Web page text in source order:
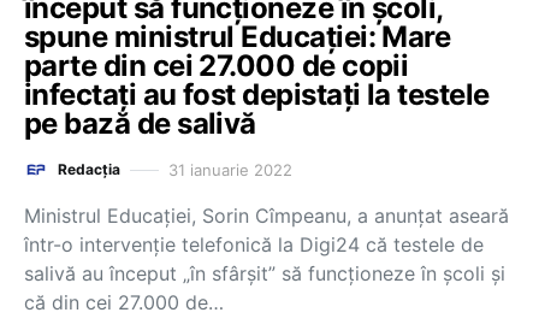
început să funcționeze în școli,
spune ministrul Educației: Mare
parte din cei 27.000 de copii
infectați au fost depistați la testele
pe bază de salivă
Redacția 31 ianuarie 2022
Ministrul Educației, Sorin Cîmpeanu, a anunțat aseară
într-o intervenție telefonică la Digi24 că testele de
salivă au început „în sfârșit” să funcționeze în școli și
că din cei 27.000 de…